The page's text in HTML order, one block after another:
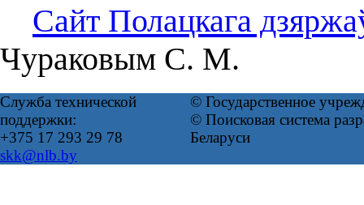
Сайт Полацкага
Чураковым С. М.
Служба технической
поддержки:
+375 17 293 29 78
skk@nlb.by
© Государственное
© Поисковая система
Беларуси